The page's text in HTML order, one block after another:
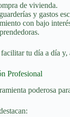
de vivienda.
y gastos
con bajo
tu día a día
Profesional
poderosa